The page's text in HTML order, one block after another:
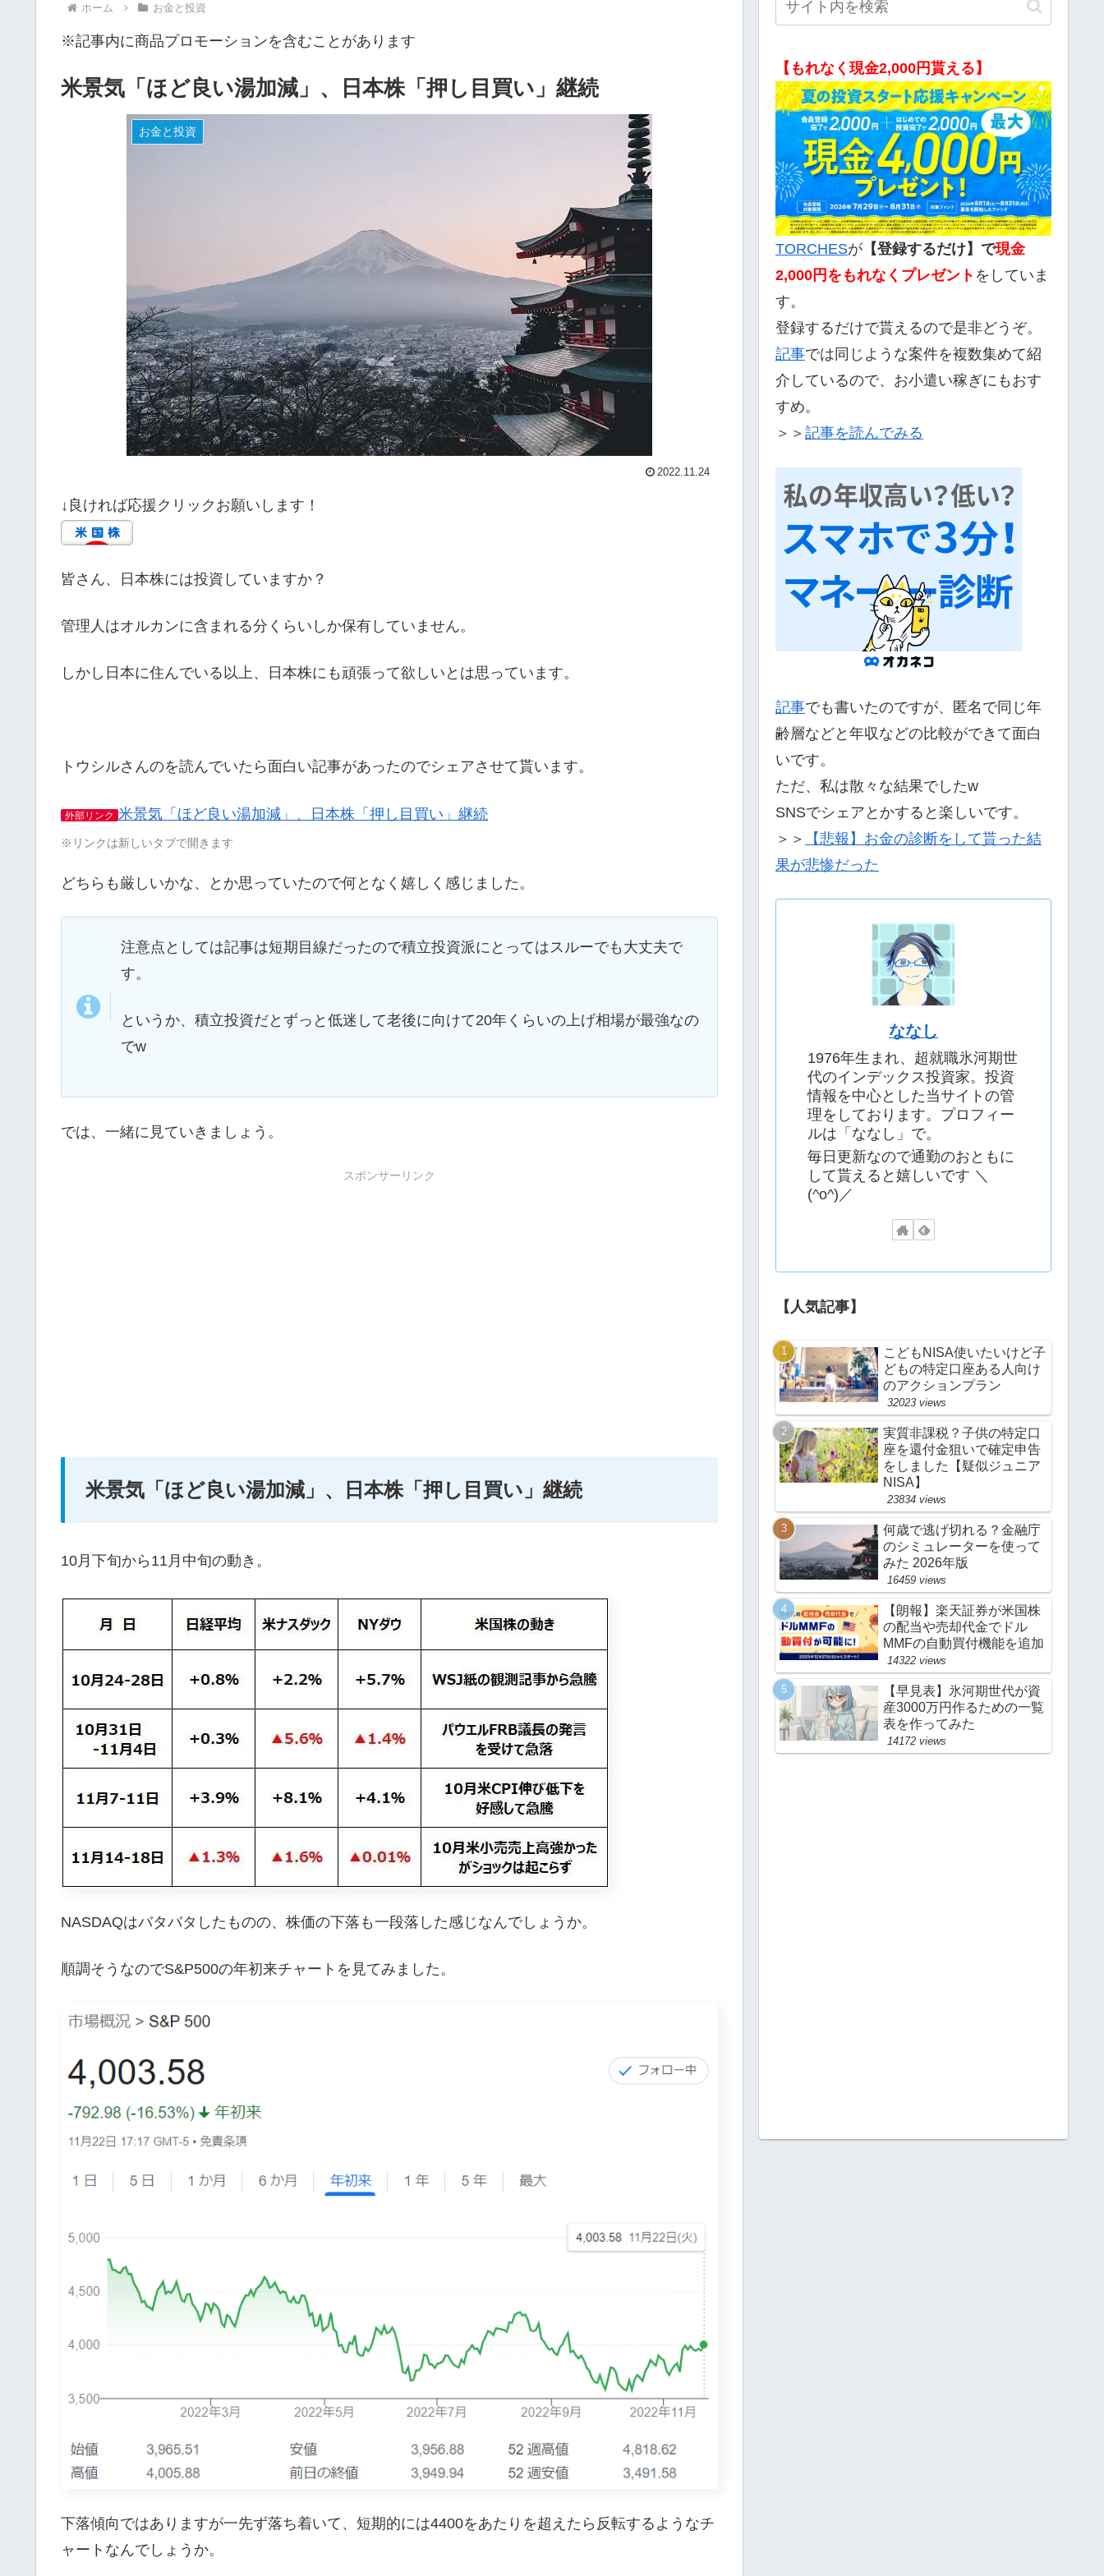
ホーム お金と投資
※記事内に商品プロモーションを含むことがあります
米景気「ほど良い湯加減」、日本株「押し目買い」継続
お金と投資
2022.11.24
↓良ければ応援クリックお願いします！
皆さん、日本株には投資していますか？
管理人はオルカンに含まれる分くらいしか保有していません。
しかし日本に住んでいる以上、日本株にも頑張って欲しいとは思っています。
トウシルさんのを読んでいたら面白い記事があったのでシェアさせて貰います。
外部リンク 米景気「ほど良い湯加減」、日本株「押し目買い」継続
※リンクは新しいタブで開きます
どちらも厳しいかな、とか思っていたので何となく嬉しく感じました。
注意点としては記事は短期目線だったので積立投資派にとってはスルーでも大丈夫で
す。
というか、積立投資だとずっと低迷して老後に向けて20年くらいの上げ相場が最強なの
でw
では、一緒に見ていきましょう。
スポンサーリンク
米景気「ほど良い湯加減」、日本株「押し目買い」継続
10月下旬から11月中旬の動き。
NASDAQはバタバタしたものの、株価の下落も一段落した感じなんでしょうか。
順調そうなのでS&P500の年初来チャートを見てみました。
下落傾向ではありますが一先ず落ち着いて、短期的には4400をあたりを超えたら反転するようなチ
ャートなんでしょうか。
【もれなく現金2,000円貰える】
TORCHESが 【登録するだけ】で現金
2,000 円をもれなくプレゼント をしていま
す。
登録するだけで貰えるので是非どうぞ。
記事では同じような案件を複数集めて紹
介しているので、お小遣い稼ぎにもおす
すめ。
＞＞ 記事を読んでみる
記事でも書いたのですが、匿名で同じ年
齢層などと年収などの比較ができて面白
いです。
ただ、私は散々な結果でしたw
SNSでシェアとかすると楽しいです。
＞＞
【悲報】お金の診断をして貰った結
果が悲惨だった
ななし
1976年生まれ、超就職氷河期世
代のインデックス投資家。投資
情報を中心とした当サイトの管
理をしております。プロフィー
ルは「ななし」で。
毎日更新なので通勤のおともに
して貰えると嬉しいです ＼
(^o^)／
【人気記事】
こどもNISA使いたいけど子
どもの特定口座ある人向け
のアクションプラン
32023 views
実質非課税？子供の特定口
座を還付金狙いで確定申告
をしました【疑似ジュニア
NISA】
23834 views
何歳で逃げ切れる？金融庁
のシミュレーターを使って
みた 2026年版
16459 views
【朗報】楽天証券が米国株
の配当や売却代金でドル
MMFの自動買付機能を追加
14322 views
【早見表】氷河期世代が資
産3000万円作るための一覧
表を作ってみた
14172 views